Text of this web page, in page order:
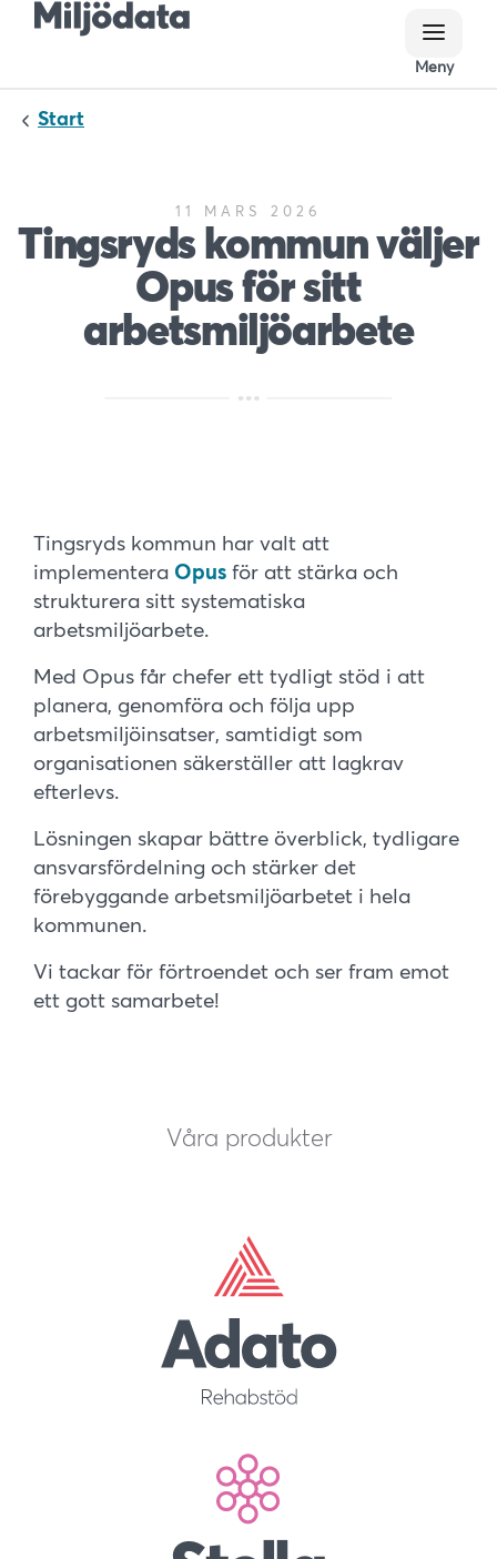
Meny
Start
11 MARS 2026
Tingsryds kommun väljer
Opus för sitt
arbetsmiljöarbete
Tingsryds kommun har valt att
implementera Opus för att stärka och
strukturera sitt systematiska
arbetsmiljöarbete.
Med Opus får chefer ett tydligt stöd i att
planera, genomföra och följa upp
arbetsmiljöinsatser, samtidigt som
organisationen säkerställer att lagkrav
efterlevs.
Lösningen skapar bättre överblick, tydligare
ansvarsfördelning och stärker det
förebyggande arbetsmiljöarbetet i hela
kommunen.
Vi tackar för förtroendet och ser fram emot
ett gott samarbete!
Våra produkter